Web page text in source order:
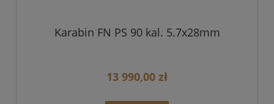
Karabin FN PS 90 kal. 5.7x28mm
13 990,00 zł